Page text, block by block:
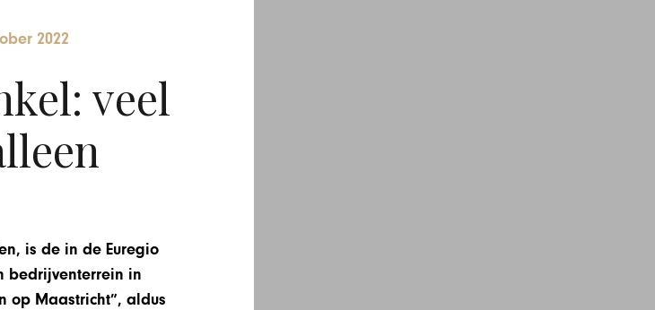
2022
veel
is de in de Euregio
bedrijventerrein in
op Maastricht”, aldus